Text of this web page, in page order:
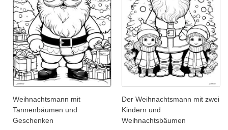
Weihnachtsmann mit
Tannenbäumen und
Geschenken
Der Weihnachtsmann mit zwei
Kindern und
Weihnachtsbäumen